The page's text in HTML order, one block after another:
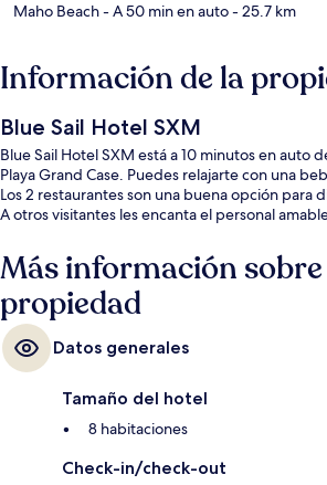
Maho Beach- A 50 min en auto- 25.7 km
Información de la
Blue Sail Hotel SXM
Blue Sail Hotel SXM está a 10 minutos en auto
Playa Grand Case. Puedes relajarte con una
Los 2 restaurantes son una buena opción para
A otros visitantes les encanta el personal
Más información
propiedad
Datos generales
Tamaño del hotel
8 habitaciones
Check-in/check-out